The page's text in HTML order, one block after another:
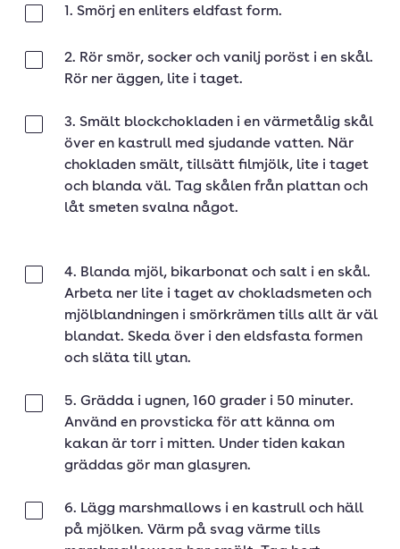
1. Smörj en enliters eldfast form.
2. Rör smör, socker och vanilj poröst i en skål.
Rör ner äggen, lite i taget.
3. Smält blockchokladen i en värmetålig skål
över en kastrull med sjudande vatten. När
chokladen smält, tillsätt filmjölk, lite i taget
och blanda väl. Tag skålen från plattan och
låt smeten svalna något.
4. Blanda mjöl, bikarbonat och salt i en skål.
Arbeta ner lite i taget av chokladsmeten och
mjölblandningen i smörkrämen tills allt är väl
blandat. Skeda över i den eldsfasta formen
och släta till ytan.
5. Grädda i ugnen, 160 grader i 50 minuter.
Använd en provsticka för att känna om
kakan är torr i mitten. Under tiden kakan
gräddas gör man glasyren.
6. Lägg marshmallows i en kastrull och häll
på mjölken. Värm på svag värme tills